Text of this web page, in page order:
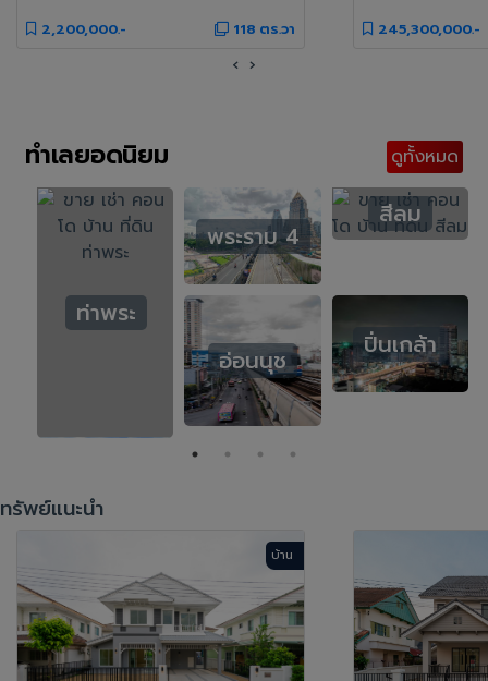
2,200,000.- 118 ตร.วา 245,300,000.-
‹ ›
ทำเลยอดนิยม ดูทั้งหมด
ท่าพระ
พระราม 4
สีลม
อ่อนนุช
ปิ่นเกล้า
ทรัพย์แนะนำ
บ้าน